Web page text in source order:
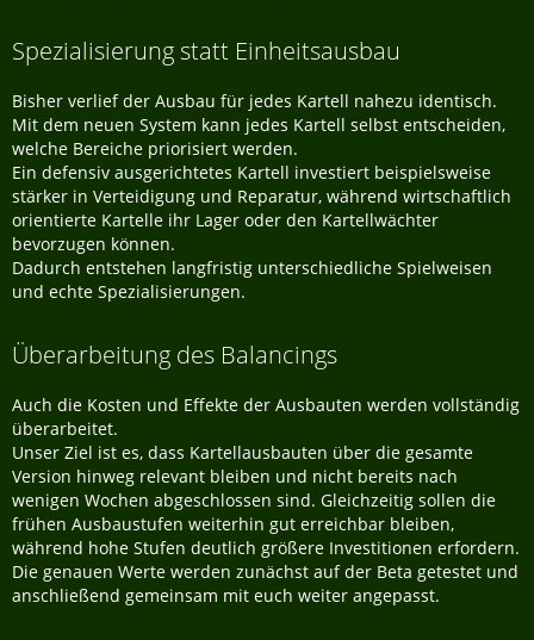
Spezialisierung statt Einheitsausbau
Bisher verlief der Ausbau für jedes Kartell nahezu identisch.
Mit dem neuen System kann jedes Kartell selbst entscheiden,
welche Bereiche priorisiert werden.
Ein defensiv ausgerichtetes Kartell investiert beispielsweise
stärker in Verteidigung und Reparatur, während wirtschaftlich
orientierte Kartelle ihr Lager oder den Kartellwächter
bevorzugen können.
Dadurch entstehen langfristig unterschiedliche Spielweisen
und echte Spezialisierungen.
Überarbeitung des Balancings
Auch die Kosten und Effekte der Ausbauten werden vollständig
überarbeitet.
Unser Ziel ist es, dass Kartellausbauten über die gesamte
Version hinweg relevant bleiben und nicht bereits nach
wenigen Wochen abgeschlossen sind. Gleichzeitig sollen die
frühen Ausbaustufen weiterhin gut erreichbar bleiben,
während hohe Stufen deutlich größere Investitionen erfordern.
Die genauen Werte werden zunächst auf der Beta getestet und
anschließend gemeinsam mit euch weiter angepasst.